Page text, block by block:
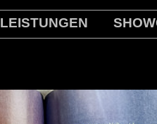
LEISTUNGEN